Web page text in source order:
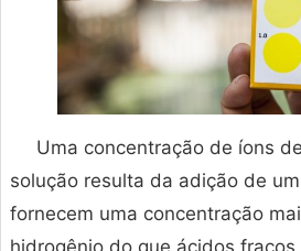
Uma concentração de íons
solução resulta da adição de
fornecem uma concentração